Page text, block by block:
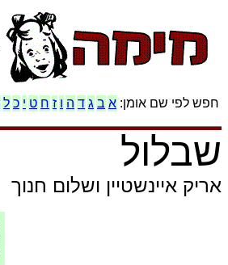
חפש לפי שם אומן: א ב ג ד ה ו ז ח ט י כ ל
שבלול
אריק איינשטיין ושלום חנוך